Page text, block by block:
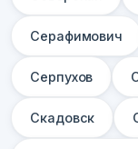
Серафимович
Серпухов
Скадовск